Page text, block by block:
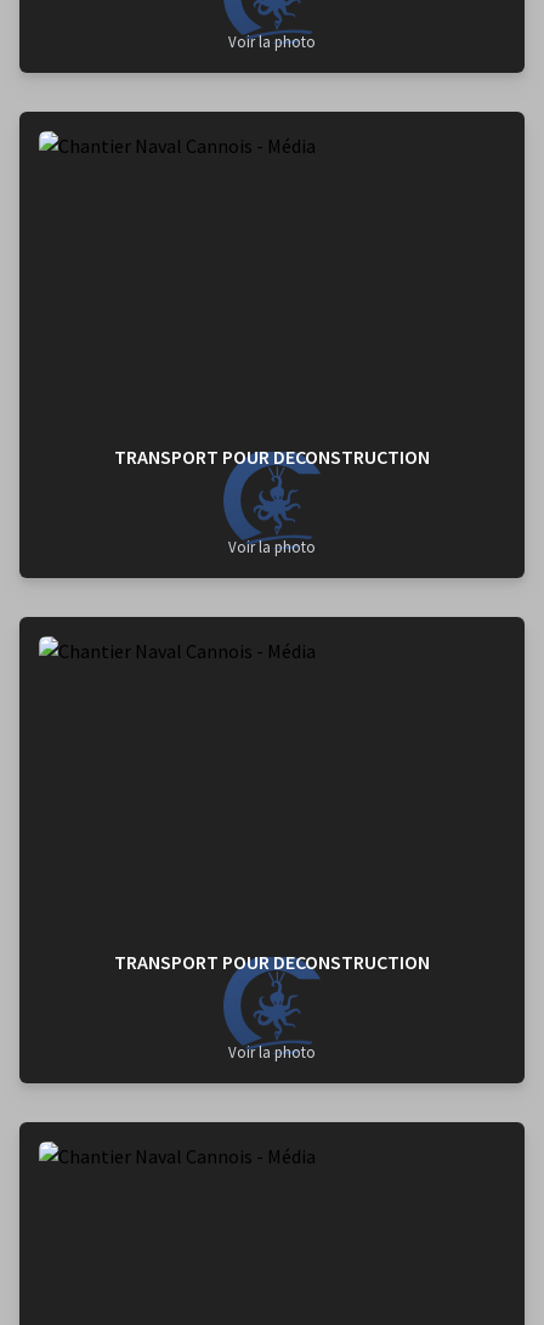
Voir la photo
TRANSPORT POUR DECONSTRUCTION
Voir la photo
TRANSPORT POUR DECONSTRUCTION
Voir la photo